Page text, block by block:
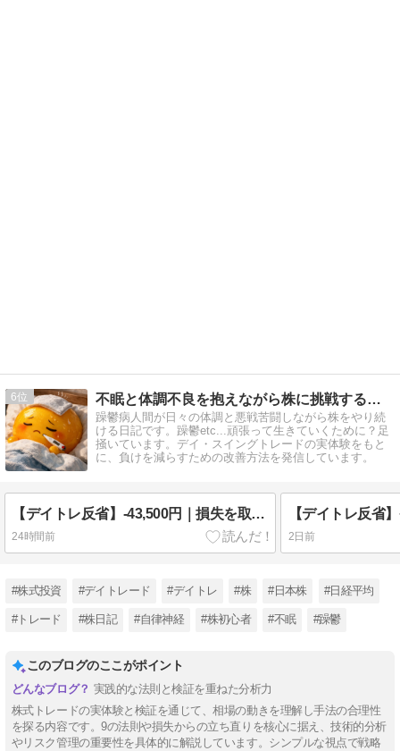
6 不眠と体調不良を抱えながら株に挑戦する話 〜負け検証記録〜
躁鬱病人間が日々の体調と悪戦苦闘しながら株をやり続
ける日記です。躁鬱etc...頑張って生きていくために？足
掻いています。デイ・スイングトレードの実体験をもと
に、負けを減らすための改善方法を発信しています。
【デイトレ反省】-43,500円｜損失を取り戻そうとしてルールを破った日【負けた後こそ取引を止める】
24時間前 2日前
#株式投資 #デイトレード #デイトレ #株 #日本株 #日経平均
#トレード #株日記 #自律神経 #株初心者 #不眠 #躁鬱
このブログのここがポイント
実践的な法則と検証を重ねた分析力
株式トレードの実体験と検証を通じて、相場の動きを理解し手法の合理性
を探る内容です。9の法則や損失からの立ち直りを核心に据え、技術的分析
やリスク管理の重要性を具体的に解説しています。シンプルな視点で戦略